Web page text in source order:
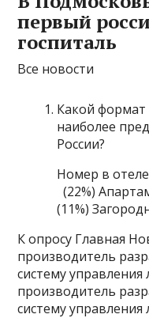
первый
госпиталь
Все новости
Какой формат
наиболее
России?
Номер в
(22%)
(11%)
К опросу Главная
производитель
систему
производитель
систему